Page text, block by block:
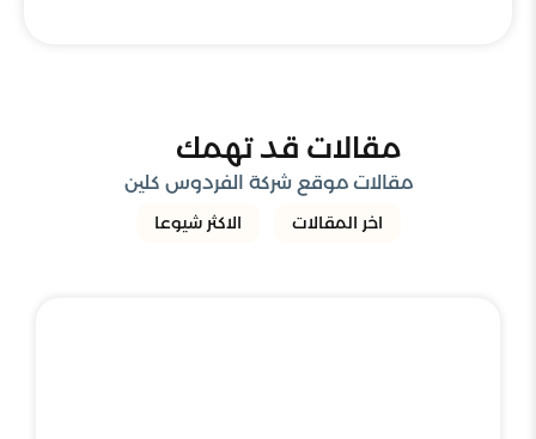
مقالات قد تهمك
مقالات موقع شركة الفردوس كلين
اخر المقالات الاكثر شيوعا